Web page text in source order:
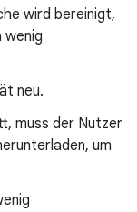
wird bereinigt,
wenig
neu.
muss der Nutzer
um